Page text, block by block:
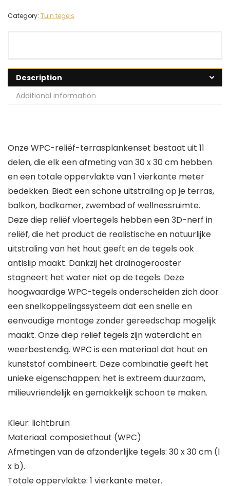
Category: Tuin tegels
Description
Additional information
Onze WPC-reliëf-terrasplankenset bestaat uit 11
delen, die elk een afmeting van 30 x 30 cm hebben
en een totale oppervlakte van 1 vierkante meter
bedekken. Biedt een schone uitstraling op je terras,
balkon, badkamer, zwembad of wellnessruimte.
Deze diep reliëf vloertegels hebben een 3D-nerf in
reliëf, die het product de realistische en natuurlijke
uitstraling van het hout geeft en de tegels ook
antislip maakt. Dankzij het drainagerooster
stagneert het water niet op de tegels. Deze
hoogwaardige WPC-tegels onderscheiden zich door
een snelkoppelingssysteem dat een snelle en
eenvoudige montage zonder gereedschap mogelijk
maakt. Onze diep reliëf tegels zijn waterdicht en
weerbestendig. WPC is een materiaal dat hout en
kunststof combineert. Deze combinatie geeft het
unieke eigenschappen: het is extreem duurzaam,
milieuvriendelijk en gemakkelijk schoon te maken.
Kleur: lichtbruin
Materiaal: composiethout (WPC)
Afmetingen van de afzonderlijke tegels: 30 x 30 cm (l
x b).
Totale oppervlakte: 1 vierkante meter.